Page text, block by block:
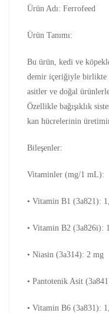
Ürün Adı: Ferrofeed
Ürün Tanımı:
Bu ürün, kedi ve
demir içeriğiyle birlikte
asitler ve doğal
Özellikle bağışıklık
kan hücrelerinin
Bileşenler:
Vitaminler (mg/1 mL):
• Vitamin B1 (3a821):
• Vitamin B2 (3a826i):
• Niasin (3a314): 2 mg
• Pantotenik Asit
• Vitamin B6 (3a831):